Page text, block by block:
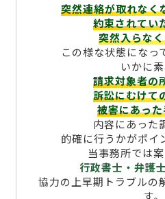
突然連絡が取れな
約束されてい
突然入らな
この様な状態になっ
いかに
請求対象者の
訴訟にむけて
被害にあっ
内容にあった
的確に行うかがポイ
当事務所では
行政書士・弁護
協力の上早期トラブルの
す。